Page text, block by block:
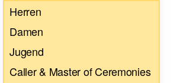
Herren
Damen
Jugend
Caller & Master of Ceremonies